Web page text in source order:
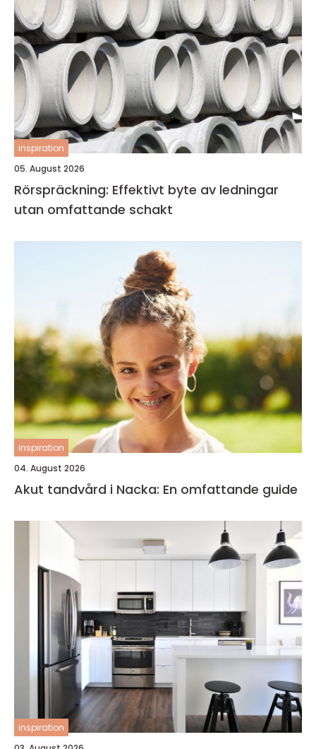
inspiration
05. August 2026
Rörspräckning: Effektivt byte av ledningar
utan omfattande schakt
inspiration
04. August 2026
Akut tandvård i Nacka: En omfattande guide
inspiration